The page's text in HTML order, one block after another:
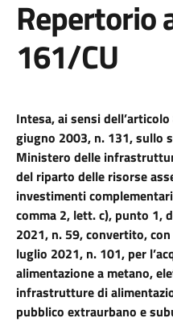
Repertorio
161/CU
Intesa, ai sensi
giugno 2003, n. 131, sullo
Ministero delle
del riparto delle risorse
investimenti
comma 2, lett. c), punto 1,
2021, n. 59, convertito,
luglio 2021, n. 101, per
alimentazione a metano,
infrastrutture di
pubblico extraurbano e